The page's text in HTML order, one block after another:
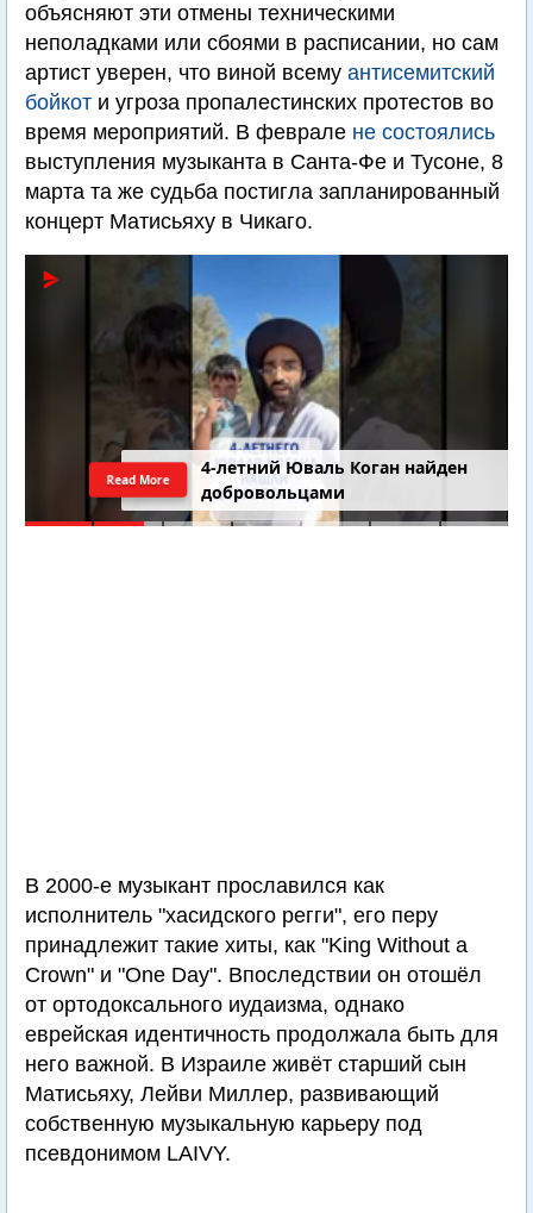
объясняют эти отмены техническими
неполадками или сбоями в расписании, но сам
артист уверен, что виной всему антисемитский
бойкот и угроза пропалестинских протестов во
время мероприятий. В феврале не состоялись
выступления музыканта в Санта-Фе и Тусоне, 8
марта та же судьба постигла запланированный
концерт Матисьяху в Чикаго.
4-летний Юваль Коган найден
добровольцами
Read More
В 2000-е музыкант прославился как
исполнитель "хасидского регги", его перу
принадлежит такие хиты, как "King Without a
Crown" и "One Day". Впоследствии он отошёл
от ортодоксального иудаизма, однако
еврейская идентичность продолжала быть для
него важной. В Израиле живёт старший сын
Матисьяху, Лейви Миллер, развивающий
собственную музыкальную карьеру под
псевдонимом LAIVY.